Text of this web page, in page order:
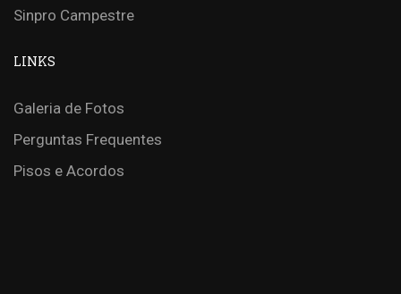
Sinpro Campestre
LINKS
Galeria de Fotos
Perguntas Frequentes
Pisos e Acordos